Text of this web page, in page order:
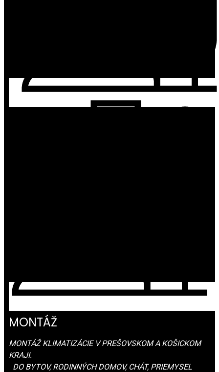
MONTÁŽ
MONTÁŽ KLIMATIZÁCIE V PREŠOVSKOM A KOŠICKOM
KRAJI.
DO BYTOV, RODINNÝCH DOMOV, CHÁT, PRIEMYSEL